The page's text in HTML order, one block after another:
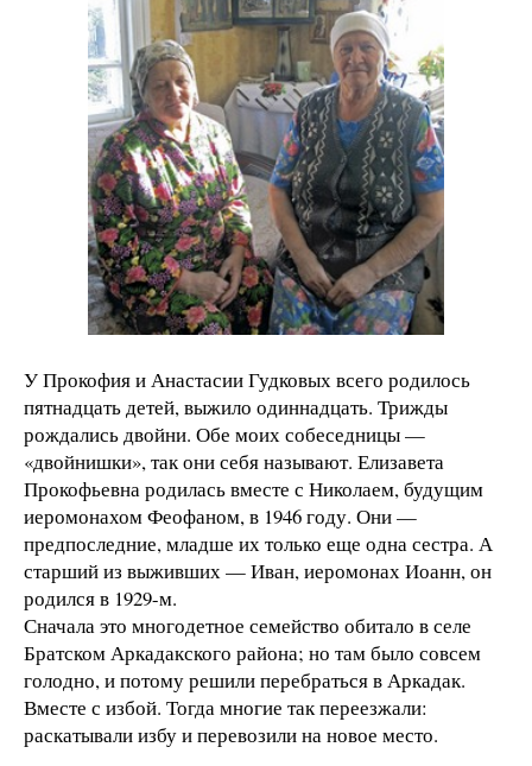
У Прокофия и Анастасии Гудковых всего родилось
пятнадцать детей, выжило одиннадцать. Трижды
рождались двойни. Обе моих собеседницы —
«двойнишки», так они себя называют. Елизавета
Прокофьевна родилась вместе с Николаем, будущим
иеромонахом Феофаном, в 1946 году. Они —
предпоследние, младше их только еще одна сестра. А
старший из выживших — Иван, иеромонах Иоанн, он
родился в 1929-м.
Сначала это многодетное семейство обитало в селе
Братском Аркадакского района; но там было совсем
голодно, и потому решили перебраться в Аркадак.
Вместе с избой. Тогда многие так переезжали:
раскатывали избу и перевозили на новое место.